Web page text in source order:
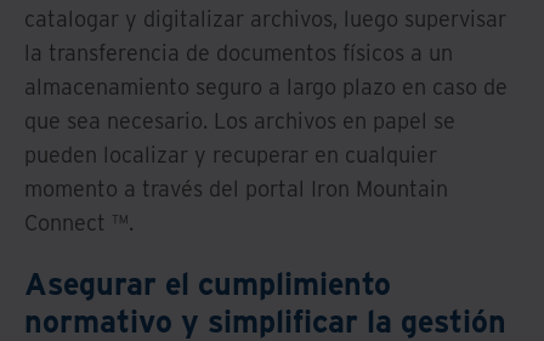
catalogar y digitalizar archivos, luego supervisar
la transferencia de documentos físicos a un
almacenamiento seguro a largo plazo en caso de
que sea necesario. Los archivos en papel se
pueden localizar y recuperar en cualquier
momento a través del portal Iron Mountain
Connect ™.
Asegurar el cumplimiento
normativo y simplificar la gestión